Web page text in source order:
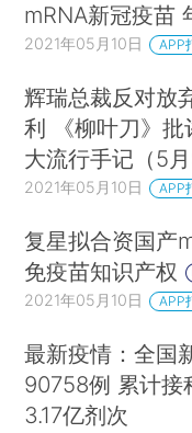
mRNA新冠疫苗
2021年05月10日 APP
辉瑞总裁反对放
利 《柳叶刀》批
大流行手记（5月
2021年05月10日 APP
复星拟合资国产
免疫苗知识产权
2021年05月10日 APP
最新疫情：全国
90758例 累计接
3.17亿剂次